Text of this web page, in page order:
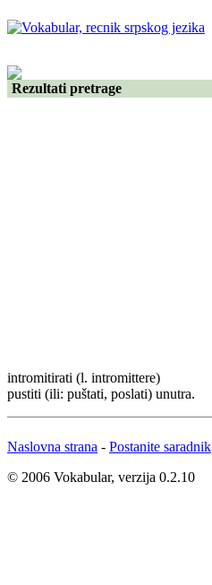
Rezultati pretrage
intromitirati (l. intromittere)
pustiti (ili: puštati, poslati) unutra.
Naslovna strana - Postanite saradnik
© 2006 Vokabular, verzija 0.2.10